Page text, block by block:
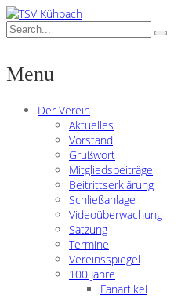
Menu
Der Verein
Aktuelles
Vorstand
Grußwort
Mitgliedsbeiträge
Beitrittserklärung
Schließanlage
Videoüberwachung
Satzung
Termine
Vereinsspiegel
100 Jahre
Fanartikel